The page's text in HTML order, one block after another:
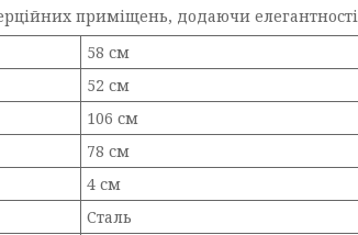
приміщень, додаючи
58 см
52 см
106 см
78 см
4 см
Сталь